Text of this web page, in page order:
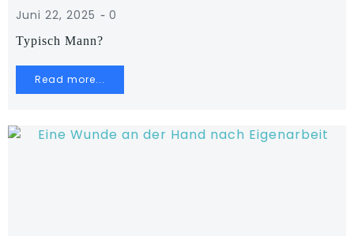
Juni 22, 2025 - 0
Typisch Mann?
Read more...